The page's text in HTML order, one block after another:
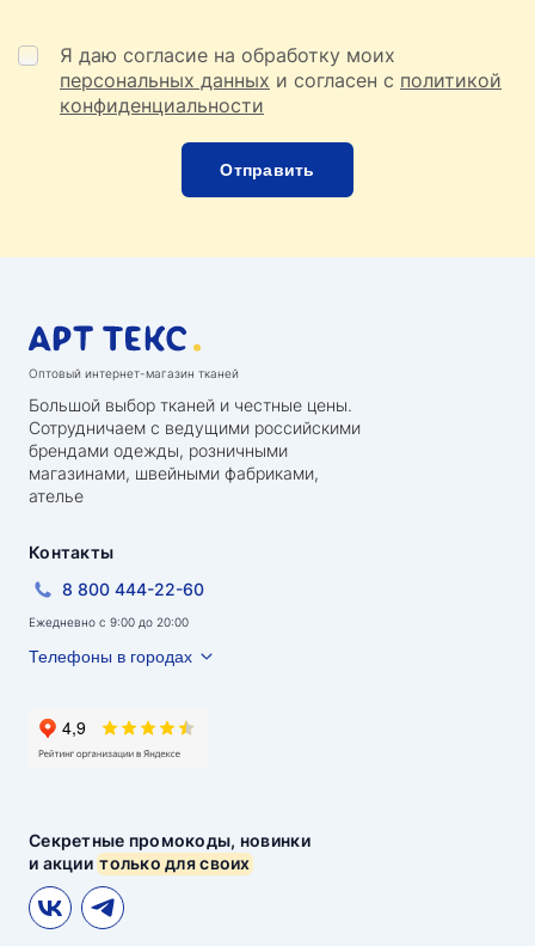
Я даю согласие на обработку моих
персональных данных и согласен с политикой
конфиденциальности
Оптовый интернет-магазин тканей
Большой выбор тканей и честные цены.
Сотрудничаем с ведущими российскими
брендами одежды, розничными
магазинами, швейными фабриками,
ателье
Секретные промокоды, новинки
и акциитолько для своих
Контакты
8 800 444-22-60
Ежедневно с 9:00 до 20:00
Телефоны в городах